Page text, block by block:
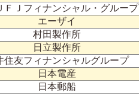
ＦＪフィナンシャル・グループ
エーザイ
村田製作所
日立製作所
住友フィナンシャルグループ
日本電産
日本郵船